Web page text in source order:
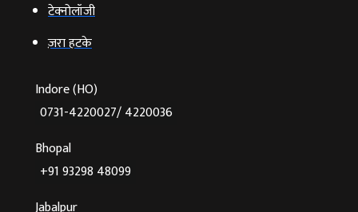
टेक्‍नोलॉजी
ज़रा हटके
Indore (HO)
0731-4220027/ 4220036
Bhopal
+91 93298 48099